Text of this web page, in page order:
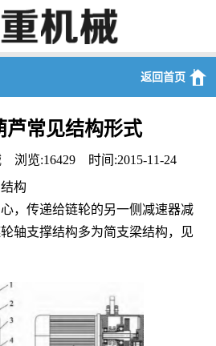
返回首页
芦常见结构形式
浏览:16429 时间:2015-11-24
构
，传递给链轮的另一侧减速器减
轴支撑结构多为简支梁结构，见